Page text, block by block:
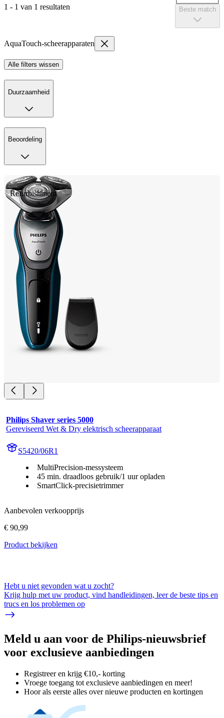
1 - 1 van 1 resultaten Beste match
AquaTouch-scheerapparaten
Alle filters wissen
Duurzaamheid
Beoordeling
Refurbishment
Philips Shaver series 5000
Gereviseerd Wet & Dry elektrisch scheerapparaat
S5420/06R1
MultiPrecision-messysteem
45 min. draadloos gebruik/1 uur opladen
SmartClick-precisietrimmer
Aanbevolen verkoopprijs
€ 90,99
Product bekijken
Hebt u niet gevonden wat u zocht?
Krijg hulp met uw product, vind handleidingen, leer de beste tips en
trucs en los problemen op
Meld u aan voor de Philips-nieuwsbrief
voor exclusieve aanbiedingen
Registreer en krijg €10,- korting
Vroege toegang tot exclusieve aanbiedingen en meer!
Hoor als eerste alles over nieuwe producten en kortingen